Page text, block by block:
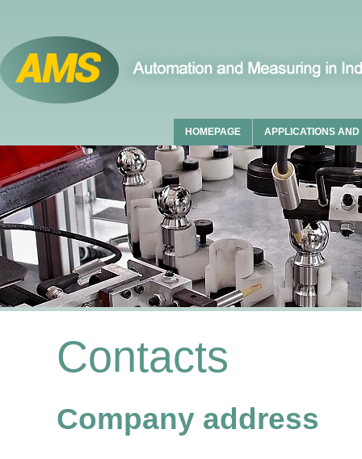
APPLICATIONS
HOMEPAGE
Contacts
Company address